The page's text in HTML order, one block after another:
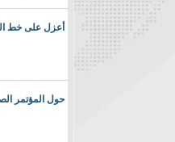
أعزل على خط
حول المؤتمر